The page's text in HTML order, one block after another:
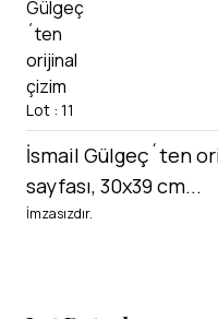
Lot : 11
İsmail Gülgeç´ten
sayfası, 30x39 cm...
İmzasızdır.